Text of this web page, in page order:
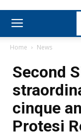
Home News
Second
cinque
Protesi